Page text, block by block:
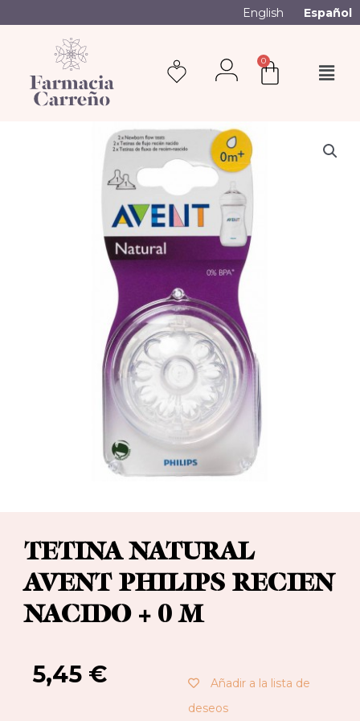
English Español
0
TETINA NATURAL
AVENT PHILIPS RECIEN
NACIDO + 0 M
5,45 €
Añadir a la lista de
deseos